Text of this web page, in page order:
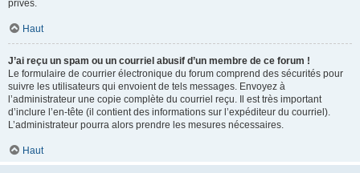
privés.
Haut
J’ai reçu un spam ou un courriel abusif d’un membre de ce forum !
Le formulaire de courrier électronique du forum comprend des sécurités pour
suivre les utilisateurs qui envoient de tels messages. Envoyez à
l’administrateur une copie complète du courriel reçu. Il est très important
d’inclure l’en-tête (il contient des informations sur l’expéditeur du courriel).
L’administrateur pourra alors prendre les mesures nécessaires.
Haut